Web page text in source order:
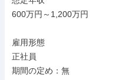
600万円～1,200万円
雇用形態
正社員
期間の定め：無